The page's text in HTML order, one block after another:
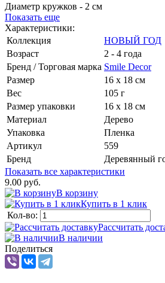
Диаметр кружков - 2 см
Показать еще
Характеристики:
Коллекция
НОВЫЙ ГОД
Возраст
2 - 4 года
Бренд / Торговая марка Smile Decor
Размер
16 х 18 см
Вес
105 г
Размер упаковки
16 х 18 см
Материал
Дерево
Упаковка
Пленка
Артикул
559
Бренд
Деревянный
Показать все характеристики
9.00 руб.
В корзину
Купить в 1 клик
Кол-во:
Рассчитать
В наличии
Поделиться